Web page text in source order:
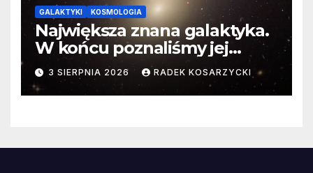
GALAKTYKI KOSMOLOGIA
Największa znana galaktyka.
W końcu poznaliśmy jej
faktyczne wymiary
3 SIERPNIA 2026 RADEK KOSARZYCKI